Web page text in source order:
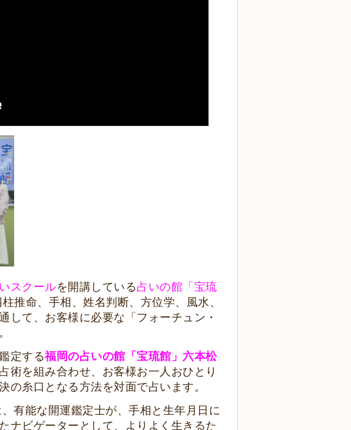
スクールを開講している 占いの館「宝琉
推命、手相、姓名判断、方位学、風水、
して、お客様に必要な「フォーチュン・